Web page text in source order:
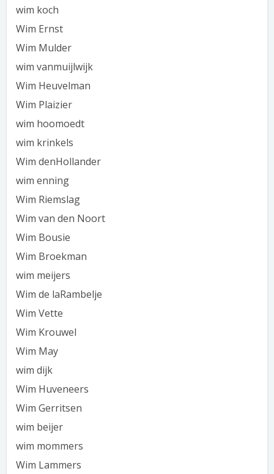
wim koch
Wim Ernst
Wim Mulder
wim vanmuijlwijk
Wim Heuvelman
Wim Plaizier
wim hoomoedt
wim krinkels
Wim denHollander
wim enning
Wim Riemslag
Wim van den Noort
Wim Bousie
Wim Broekman
wim meijers
Wim de laRambelje
Wim Vette
Wim Krouwel
Wim May
wim dijk
Wim Huveneers
Wim Gerritsen
wim beijer
wim mommers
Wim Lammers